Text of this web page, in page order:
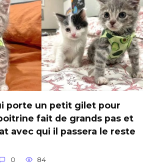
porte un petit gilet pour
fait de grands pas et
avec qui il passera le reste
0 84